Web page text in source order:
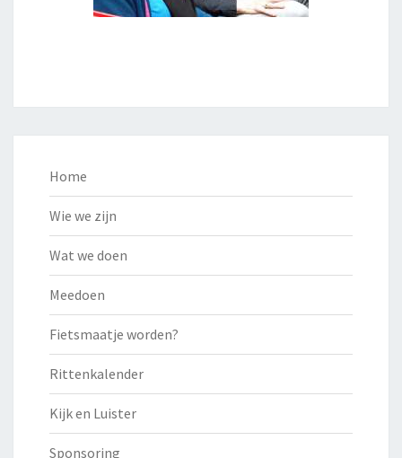
Home
Wie we zijn
Wat we doen
Meedoen
Fietsmaatje worden?
Rittenkalender
Kijk en Luister
Sponsoring